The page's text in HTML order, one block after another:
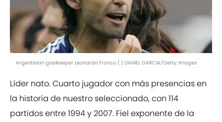
Argentinian goalkeeper Leonardo Franco ( | DANIEL GARCIA/Getty Images
Líder nato. Cuarto jugador con más presencias en
la historia de nuestro seleccionado, con 114
partidos entre 1994 y 2007. Fiel exponente de la